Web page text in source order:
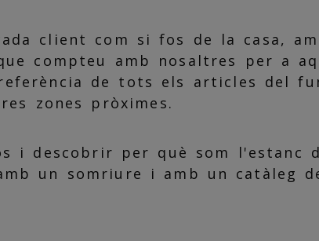
client com si fos de la casa,
compteu amb nosaltres per a
de tots els articles del
zones pròximes.
i descobrir per què som l'estanc
un somriure i amb un catàleg